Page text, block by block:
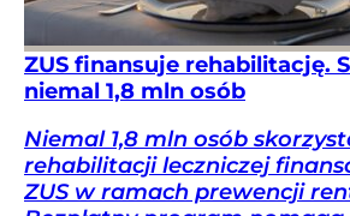
ZUS finansuje rehabilitację.
niemal 1,8 mln osób
Niemal 1,8 mln osób
rehabilitacji leczniczej
ZUS w ramach prewencji